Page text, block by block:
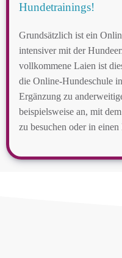
Hundetrainings!
Grundsätzlich ist ein
intensiver mit der
vollkommene Laien ist
die Online-Hundeschule
Ergänzung zu
beispielsweise an, mit
zu besuchen oder in